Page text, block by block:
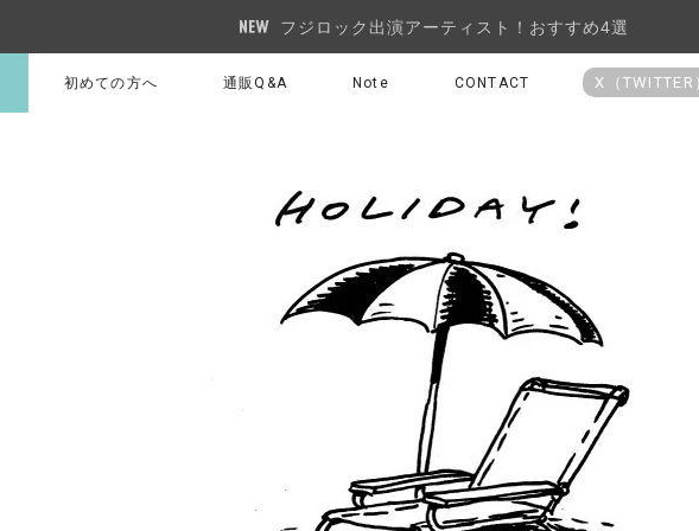
フジロック出演アーティスト！おすすめ4選
初めての方へ 通販Q&A Note CONTACT X（TWITTER